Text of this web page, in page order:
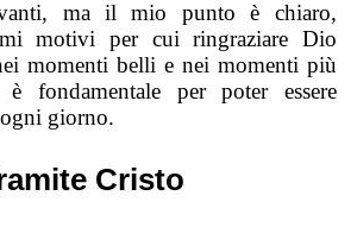
ma il mio punto è chiaro,
motivi per cui ringraziare Dio
momenti belli e nei momenti più
fondamentale per poter essere
giorno.
Cristo